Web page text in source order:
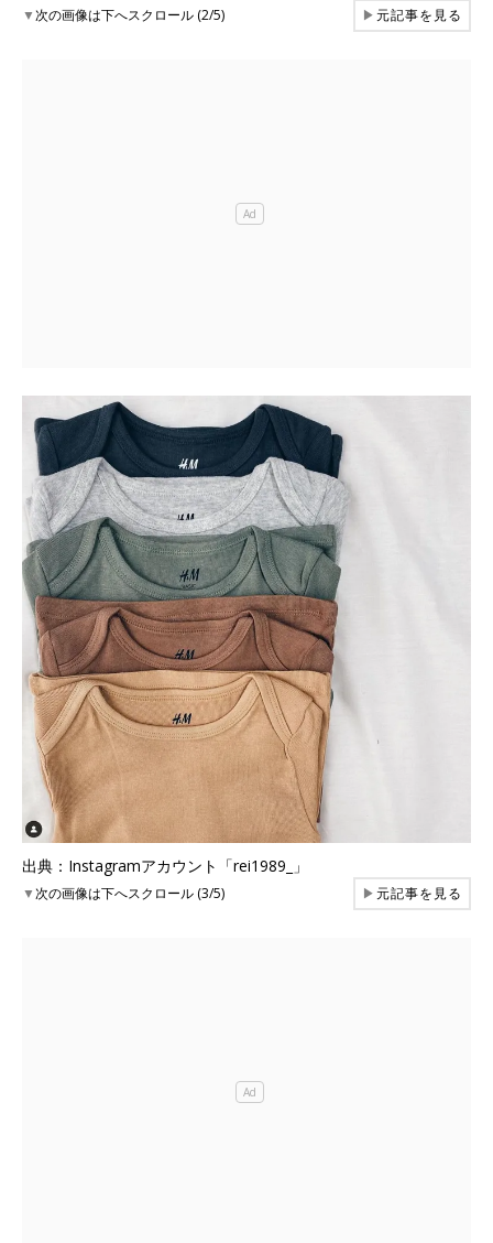
▼次の画像は下へスクロール (2/5) ▶元記事を見る
出典：Instagramアカウント「rei1989_」
▼次の画像は下へスクロール (3/5) ▶元記事を見る